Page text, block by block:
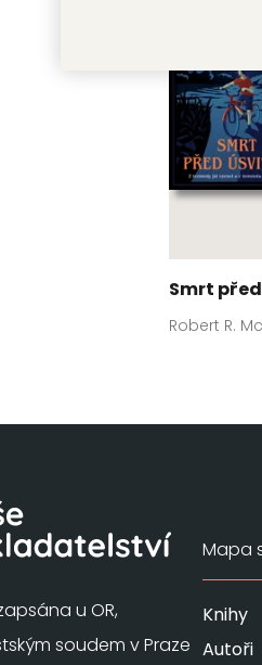
Smrt
Robert R.
u OR,
soudem v Praze
Mapa
Knihy
Autoři